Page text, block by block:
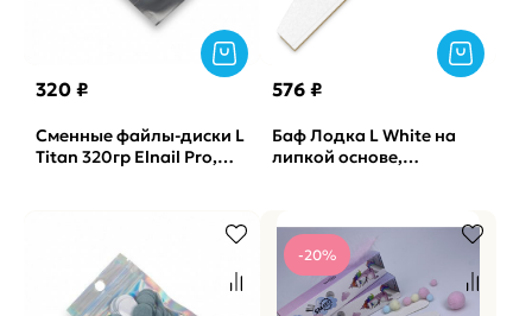
320 ₽
Сменные файлы-диски L
Titan 320гр Elnail Pro,
576 ₽
Баф Лодка L White на
липкой основе,
-20%